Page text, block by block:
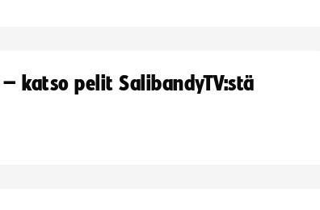
katso pelit SalibandyTV:stä